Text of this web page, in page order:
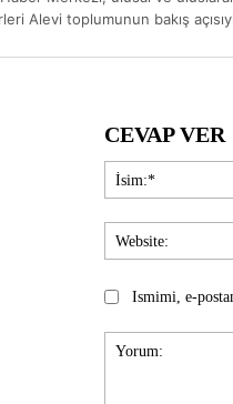
Alevi toplumunun bakış
CEVAP VER
Ismimi, e-